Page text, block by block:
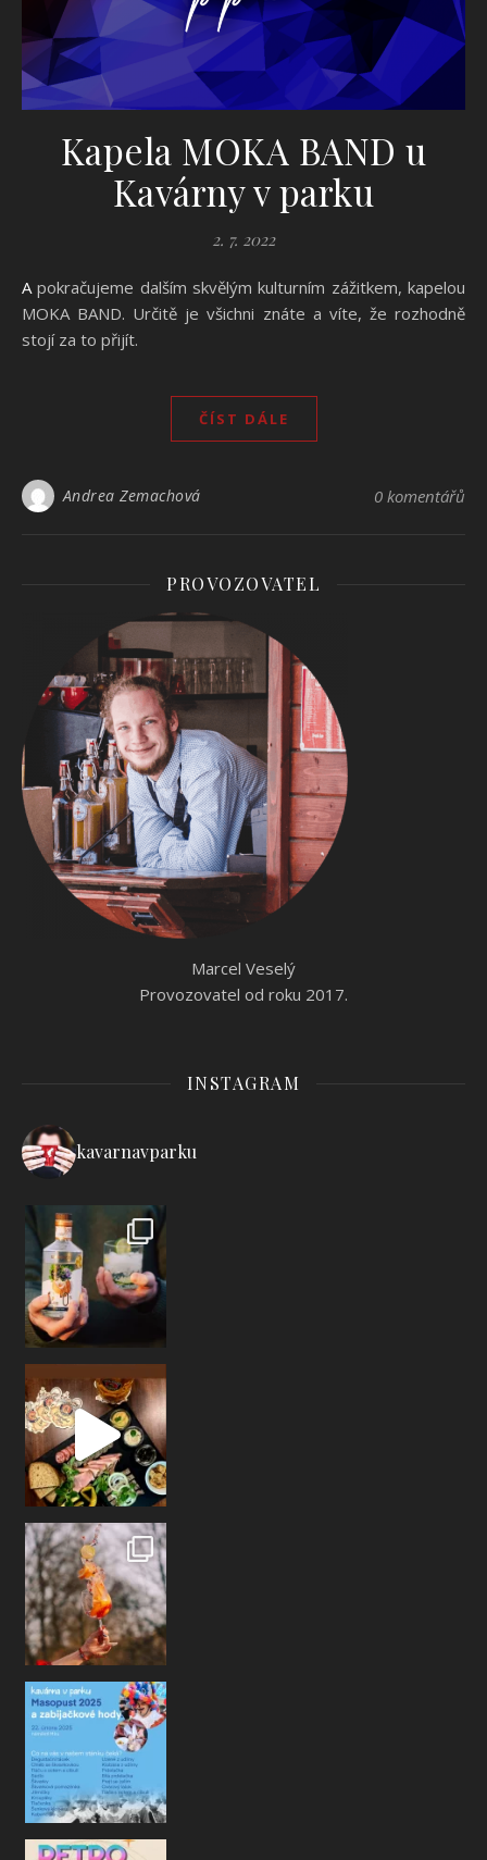
Kapela MOKA BAND u
Kavárny v parku
2. 7. 2022
A pokračujeme dalším skvělým kulturním zážitkem, kapelou
MOKA BAND. Určitě je všichni znáte a víte, že rozhodně
stojí za to přijít.
ČÍST DÁLE
Andrea Zemachová 0 komentářů
PROVOZOVATEL
Marcel Veselý
Provozovatel od roku 2017.
INSTAGRAM
kavarnavparku
Připravili jsme si pro vás sezónní nabídk
Ahoj kamarádi, už v sobotu se na Vás těš